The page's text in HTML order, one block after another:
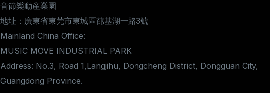
音節樂動産業園
地址：廣東省東莞市東城區蓢基湖一路3號
Mainland China Office:
MUSIC MOVE INDUSTRIAL PARK
Address: No.3, Road 1,Langjihu, Dongcheng District, Dongguan City,
Guangdong Province.